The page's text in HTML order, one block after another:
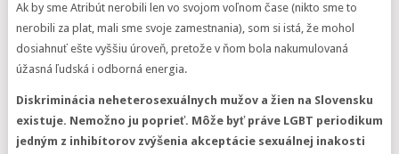
Ak by sme Atribút nerobili len vo svojom voľnom čase (nikto sme to
nerobili za plat, mali sme svoje zamestnania), som si istá, že mohol
dosiahnuť ešte vyššiu úroveň, pretože v ňom bola nakumulovaná
úžasná ľudská i odborná energia.
Diskriminácia neheterosexuálnych mužov a žien na Slovensku
existuje. Nemožno ju poprieť. Môže byť práve LGBT periodikum
jedným z inhibítorov zvýšenia akceptácie sexuálnej inakosti